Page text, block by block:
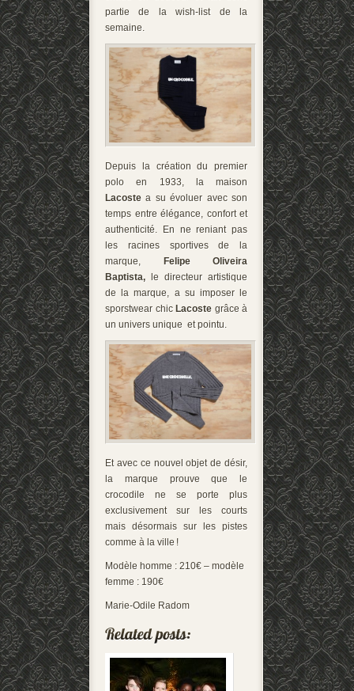
partie de la wish-list de la
semaine.
Depuis la création du premier
polo en 1933, la maison
Lacoste a su évoluer avec son
temps entre élégance, confort et
authenticité. En ne reniant pas
les racines sportives de la
marque,
Felipe Oliveira
Baptista, le directeur artistique
de la marque, a su imposer le
sporstwear chic Lacoste grâce à
un univers unique et pointu.
Et avec ce nouvel objet de désir,
la marque prouve que le
crocodile ne se porte plus
exclusivement sur les courts
mais désormais sur les pistes
comme à la ville !
Modèle homme : 210€ – modèle
femme : 190€
Marie-Odile Radom